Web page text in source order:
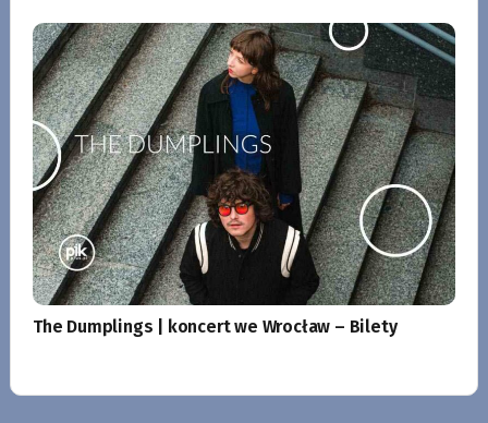
The Dumplings | koncert we Wrocław – Bilety